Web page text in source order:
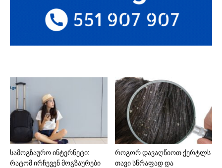
სამოგზაურო ინტერნეტი:
რატომ ირჩევენ მოგზაურები
როგორ დავაღწიოთ ქერტლს
თავი სწრაფად და